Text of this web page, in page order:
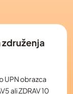
UPN obrazca
ali ZDRAV 10